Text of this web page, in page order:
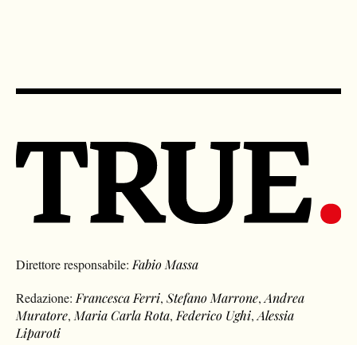
Direttore responsabile: Fabio Massa
Redazione: Francesca Ferri,Stefano Marrone,Andrea
Muratore, Maria Carla Rota, Federico Ughi,Alessia
Liparoti